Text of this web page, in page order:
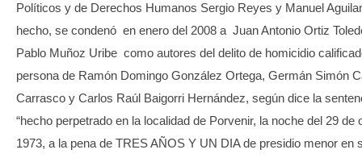
Políticos y de Derechos Humanos Sergio Reyes y Manuel
hecho, se condenó en enero del 2008 a Juan Antonio Ortiz
Pablo Muñoz Uribe como autores del delito de homicidio
persona de Ramón Domingo González Ortega, Germán Simón
Carrasco y Carlos Raúl Baigorri Hernández, según dice la
“hecho perpetrado en la localidad de Porvenir, la noche del 29 de
1973, a la pena de TRES AÑOS Y UN DIA de presidio menor en